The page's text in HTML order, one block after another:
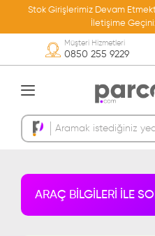
Stok Girişlerimiz Devam
İletişime
0850 255 9229
Müşteri Hizmetleri
ARAÇ BİLGİLERİ İLE